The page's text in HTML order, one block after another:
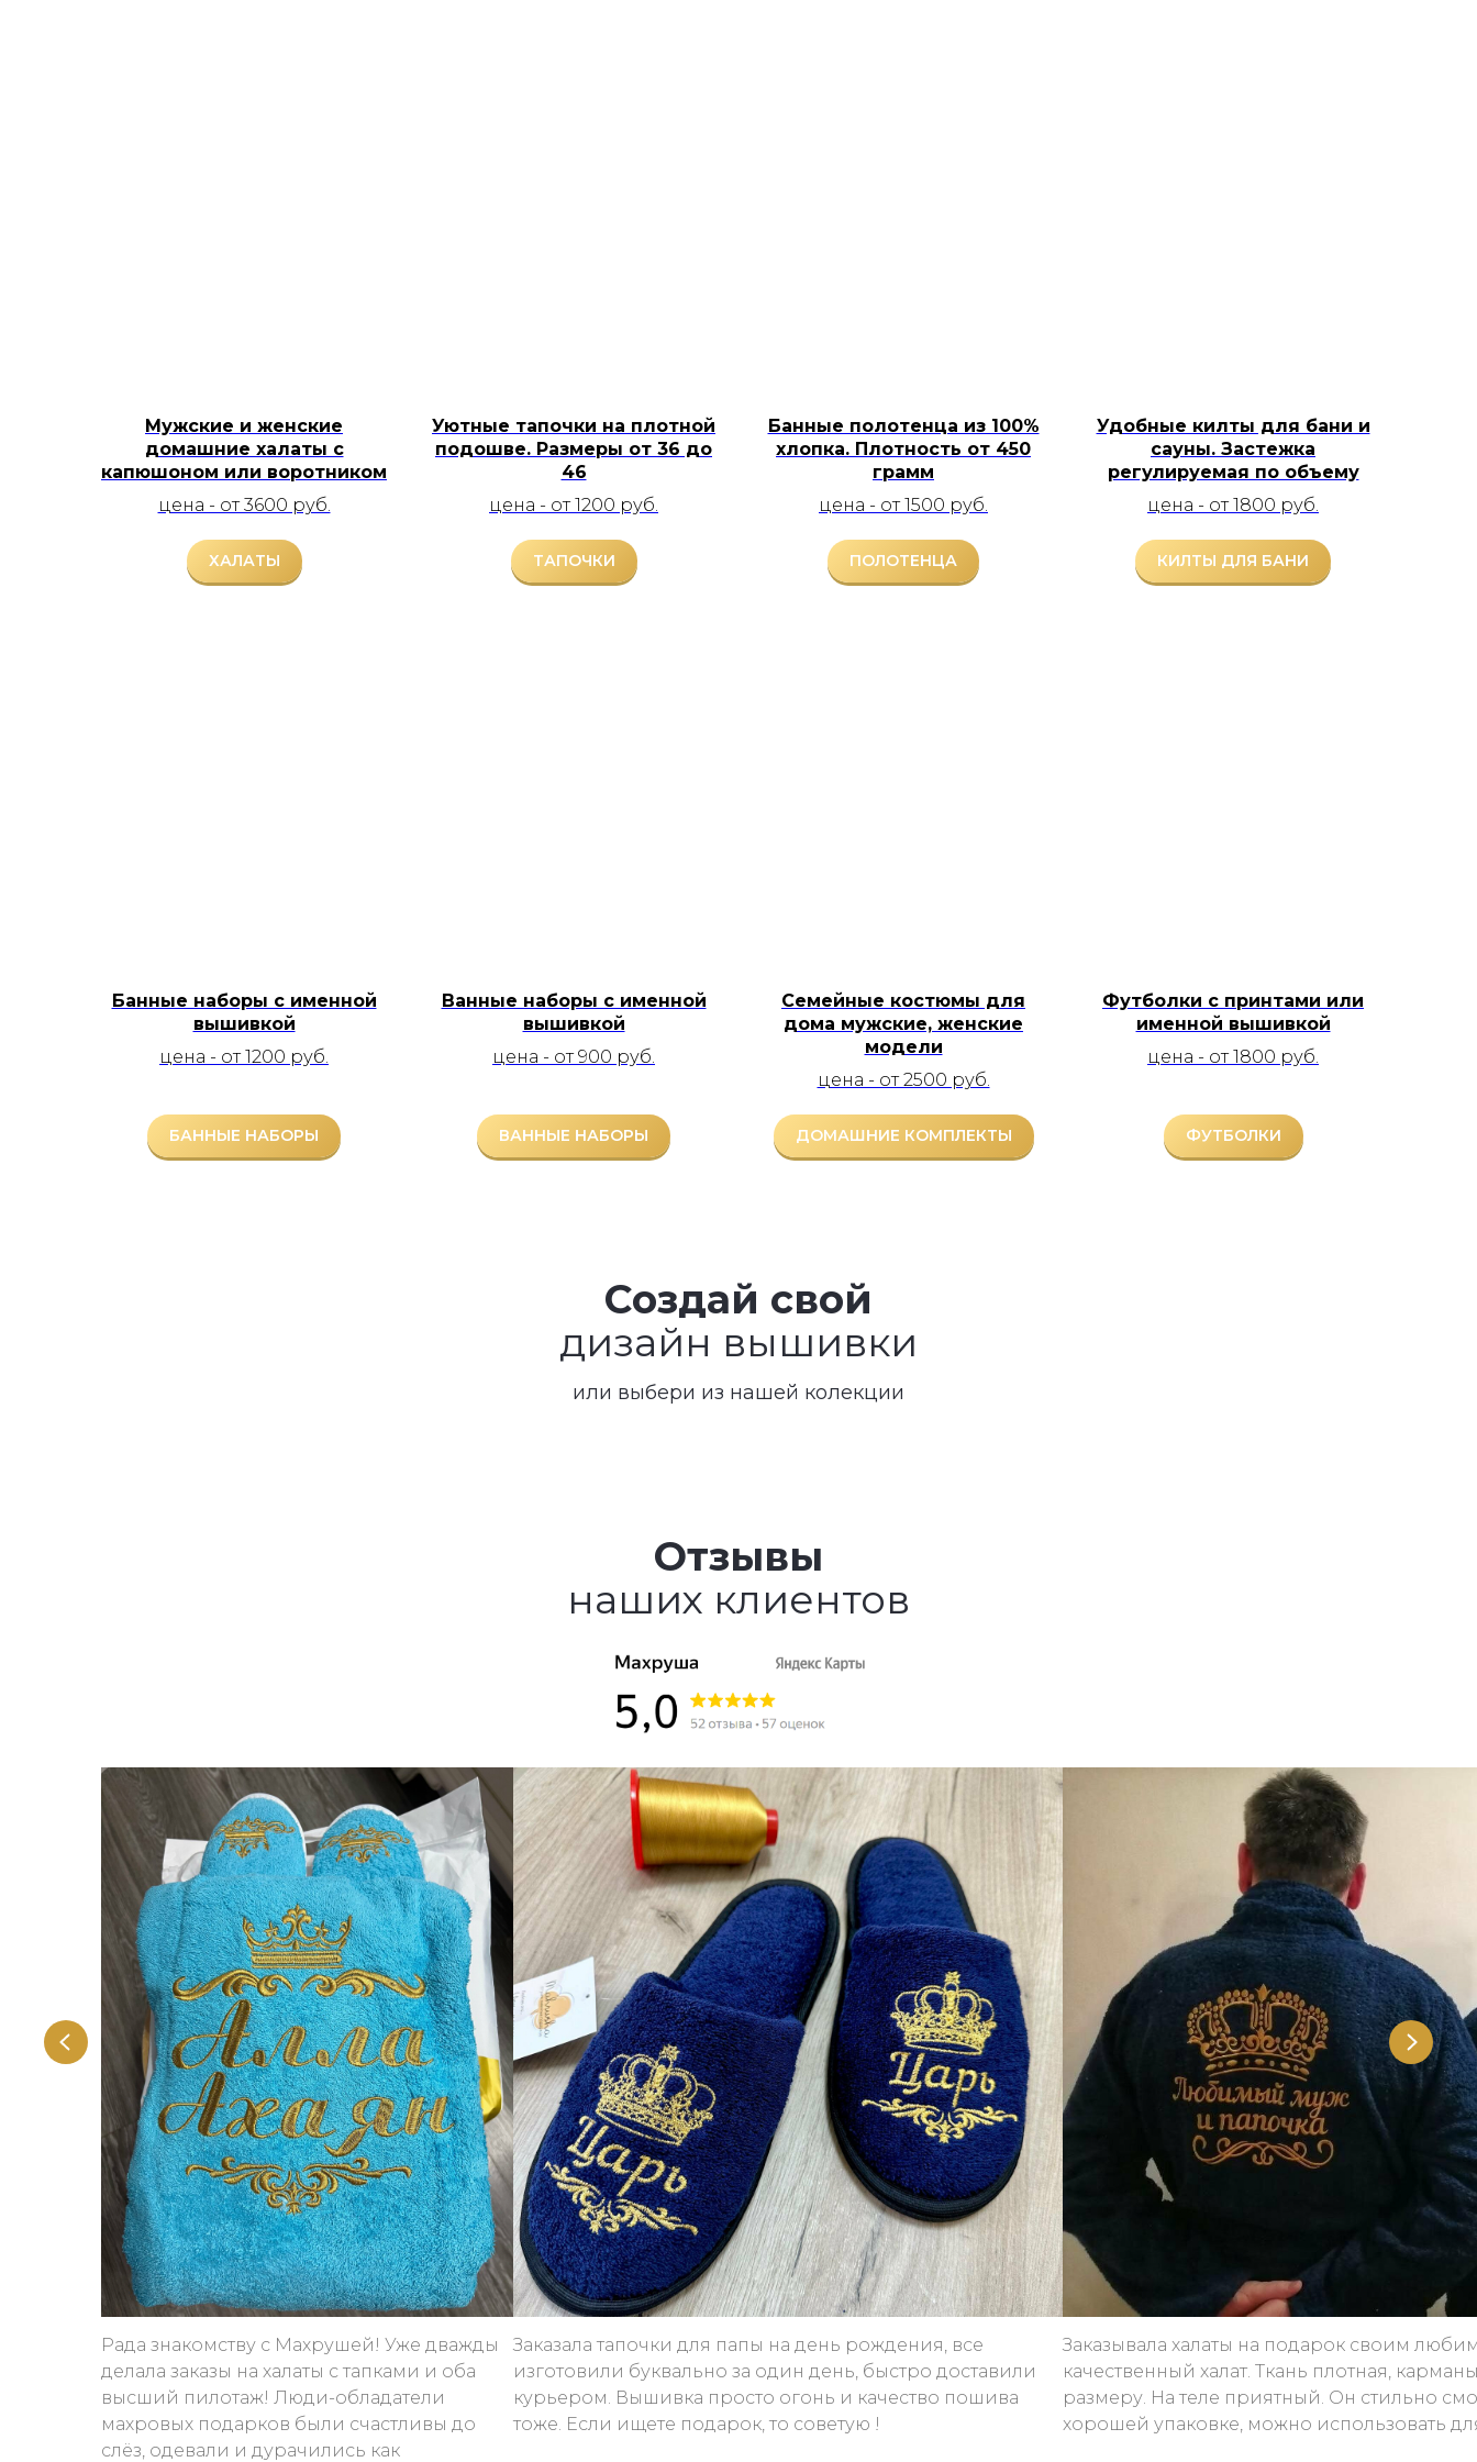
Мужские и женские
домашние халаты с
капюшоном или воротником
цена - от 3600 руб.
ХАЛАТЫ
Уютные тапочки на плотной
подошве. Размеры от 36 до
46
цена - от 1200 руб.
ТАПОЧКИ
Банные полотенца из 100%
хлопка. Плотность от 450
грамм
цена - от 1500 руб.
ПОЛОТЕНЦА
Удобные килты для бани и
сауны. Застежка
регулируемая по объему
цена - от 1800 руб.
КИЛТЫ ДЛЯ БАНИ
Банные наборы с именной
вышивкой
цена - от 1200 руб.
БАННЫЕ НАБОРЫ
Ванные наборы с именной
вышивкой
цена - от 900 руб.
ВАННЫЕ НАБОРЫ
Семейные костюмы для
дома мужские, женские
модели
цена - от 2500 руб.
ДОМАШНИЕ КОМПЛЕКТЫ
Футболки с принтами или
именной вышивкой
цена - от 1800 руб.
ФУТБОЛКИ
Создай свой
дизайн вышивки
или выбери из нашей колекции
Отзывы
наших клиентов
Рада знакомству с Махрушей! Уже дважды
делала заказы на халаты с тапками и оба
высший пилотаж! Люди-обладатели
махровых подарков были счастливы до
слёз, одевали и дурачились как
Заказала тапочки для папы на день рождения, все
изготовили буквально за один день, быстро доставили
курьером. Вышивка просто огонь и качество пошива
тоже. Если ищете подарок, то советую !
Заказывала халаты на подарок своим
качественный халат. Ткань плотная,
размеру. На теле приятный. Он стильно
хорошей упаковке, можно использовать